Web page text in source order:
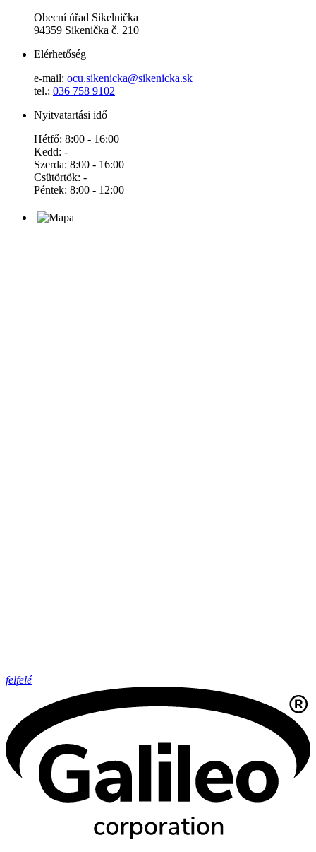
Obecní úřad Sikelnička
94359 Sikenička č. 210
Elérhetőség
e-mail: ocu.sikenicka@sikenicka.sk
tel.: 036 758 9102
Nyitvatartási idő
Hétfő: 8:00 - 16:00
Kedd: -
Szerda: 8:00 - 16:00
Csütörtök: -
Péntek: 8:00 - 12:00
felfelé